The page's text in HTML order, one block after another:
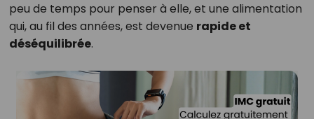
peu de temps pour penser à elle, et une alimentation
qui, au fil des années, est devenue rapide et
déséquilibrée.